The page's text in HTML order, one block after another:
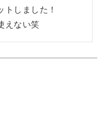
しました！
えない笑